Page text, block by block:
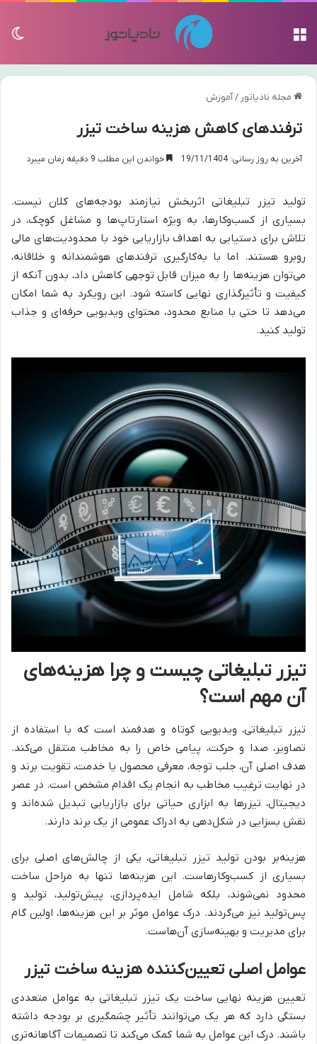
مجله نادیاتور /آموزش
ترفندهای کاهش هزینه ساخت تیزر
آخرین به روز رسانی: 19/11/1404 خواندن این مطلب 9 دقیقه زمان میبرد
تولید تیزر تبلیغاتی اثربخش نیازمند بودجه‌های کلان نیست.
بسیاری از کسب‌وکارها، به ویژه استارتاپ‌ها و مشاغل کوچک، در
تلاش برای دستیابی به اهداف بازاریابی خود با محدودیت‌های مالی
روبرو هستند. اما با به‌کارگیری ترفندهای هوشمندانه و خلاقانه،
می‌توان هزینه‌ها را به میزان قابل توجهی کاهش داد، بدون آنکه از
کیفیت و تأثیرگذاری نهایی کاسته شود. این رویکرد به شما امکان
می‌دهد تا حتی با منابع محدود، محتوای ویدیویی حرفه‌ای و جذاب
تولید کنید.
تیزر تبلیغاتی چیست و چرا هزینه‌های
آن مهم است؟
تیزر تبلیغاتی، ویدیویی کوتاه و هدفمند است که با استفاده از
تصاویر، صدا و حرکت، پیامی خاص را به مخاطب منتقل می‌کند.
هدف اصلی آن، جلب توجه، معرفی محصول یا خدمت، تقویت برند و
در نهایت ترغیب مخاطب به انجام یک اقدام مشخص است. در عصر
دیجیتال، تیزرها به ابزاری حیاتی برای بازاریابی تبدیل شده‌اند و
نقش بسزایی در شکل‌دهی به ادراک عمومی از یک برند دارند.
هزینه‌بر بودن تولید تیزر تبلیغاتی، یکی از چالش‌های اصلی برای
بسیاری از کسب‌وکارهاست. این هزینه‌ها تنها به مراحل ساخت
محدود نمی‌شوند، بلکه شامل ایده‌پردازی، پیش‌تولید، تولید و
پس‌تولید نیز می‌گردند. درک عوامل موثر بر این هزینه‌ها، اولین گام
برای مدیریت و بهینه‌سازی آن‌هاست.
عوامل اصلی تعیین‌کننده هزینه ساخت تیزر
تعیین هزینه نهایی ساخت یک تیزر تبلیغاتی به عوامل متعددی
بستگی دارد که هر یک می‌توانند تأثیر چشمگیری بر بودجه داشته
باشند. درک این عوامل به شما کمک می‌کند تا تصمیمات آگاهانه‌تری